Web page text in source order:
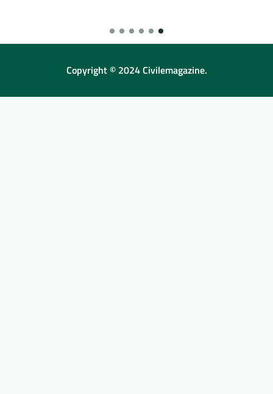
Copyright © 2024 Civilemagazine.